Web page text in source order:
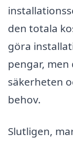
den totala
göra
pengar,
säkerheten
behov.
Slutligen,